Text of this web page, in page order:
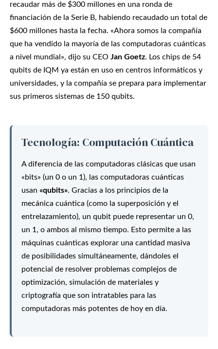
recaudar más de $300 millones en una ronda de
financiación de la Serie B, habiendo recaudado un total de
$600 millones hasta la fecha. «Ahora somos la compañía
que ha vendido la mayoría de las computadoras cuánticas
a nivel mundial», dijo su CEO Jan Goetz. Los chips de 54
qubits de IQM ya están en uso en centros informáticos y
universidades, y la compañía se prepara para implementar
sus primeros sistemas de 150 qubits.
Tecnología: Computación Cuántica
A diferencia de las computadoras clásicas que usan
«bits» (un 0 o un 1), las computadoras cuánticas
usan «qubits». Gracias a los principios de la
mecánica cuántica (como la superposición y el
entrelazamiento), un qubit puede representar un 0,
un 1, o ambos al mismo tiempo. Esto permite a las
máquinas cuánticas explorar una cantidad masiva
de posibilidades simultáneamente, dándoles el
potencial de resolver problemas complejos de
optimización, simulación de materiales y
criptografía que son intratables para las
computadoras más potentes de hoy en día.